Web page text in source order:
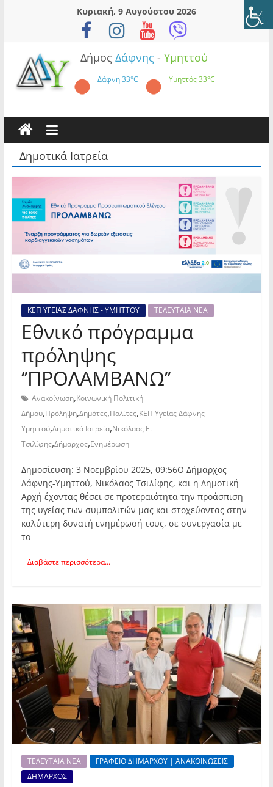
Κυριακή, 9 Αυγούστου 2026
Δήμος Δάφνης - Υμηττού
Δάφνη33°C Υμηττός33°C
Δημοτικά Ιατρεία
ΚΕΠ ΥΓΕΙΑΣ ΔΑΦΝΗΣ - ΥΜΗΤΤΟΥ ΤΕΛΕΥΤΑΙΑ ΝΕΑ
Εθνικό πρόγραμμα
πρόληψης
‘’ΠΡΟΛΑΜΒΑΝΩ’’
Ανακοίνωση,Κοινωνική Πολιτική
Δήμου,Πρόληψη,Δημότες,Πολίτες,ΚΕΠ Υγείας Δάφνης -
Υμηττού,Δημοτικά Ιατρεία,Νικόλαος Ε.
Τσιλίφης,Δήμαρχος,Ενημέρωση
Δημοσίευση: 3 Νοεμβρίου 2025, 09:56Ο Δήμαρχος
Δάφνης-Υμηττού, Νικόλαος Τσιλίφης, και η Δημοτική
Αρχή έχοντας θέσει σε προτεραιότητα την προάσπιση
της υγείας των συμπολιτών μας και στοχεύοντας στην
καλύτερη δυνατή ενημέρωσή τους, σε συνεργασία με
το
Διαβάστε περισσότερα...
ΤΕΛΕΥΤΑΙΑ ΝΕΑ
ΓΡΑΦΕΙΟ ΔΗΜΑΡΧΟΥ | ΑΝΑΚΟΙΝΩΣΕΙΣ
ΔΗΜΑΡΧΟΣ